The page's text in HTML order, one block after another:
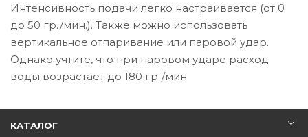
Интенсивность подачи легко настраивается (от 0
до 50 гр./мин.). Также можно использовать
вертикальное отпаривание или паровой удар.
Однако учтите, что при паровом ударе расход
воды возрастает до 180 гр./мин
КАТАЛОГ